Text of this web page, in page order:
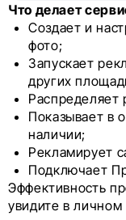
Что делает
Создает и
фото;
Запускает
других
Показывает в
наличии;
Рекламирует
Подключает
Эффективность
увидите в личном